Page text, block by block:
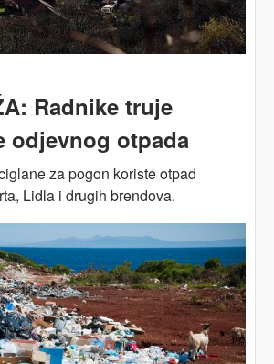
Radnike truje
odjevnog otpada
za pogon koriste otpad
Lidla i drugih brendova.